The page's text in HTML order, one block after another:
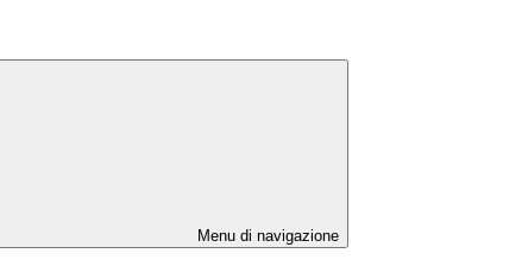
Menu di navigazione